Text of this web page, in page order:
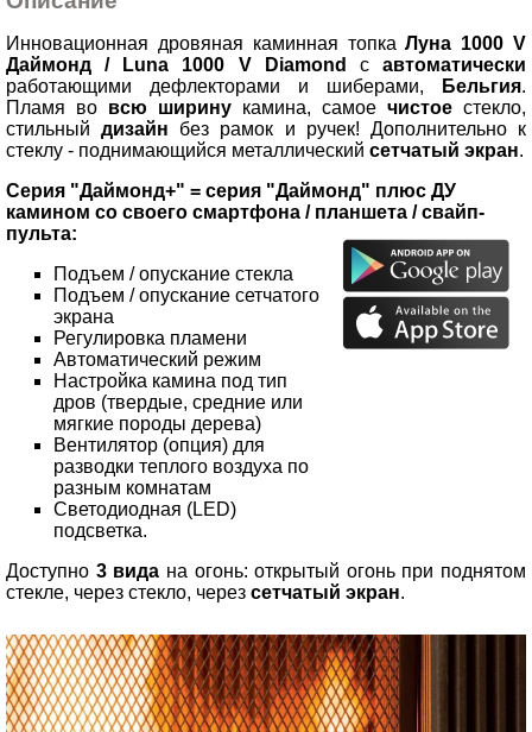
Инновационная дровяная каминная топкаЛуна 1000 V
Даймонд / Luna 1000 V Diamond
савтоматически
работающими дефлекторами и шиберами,
Бельгия.
Пламя во всю ширину камина, самое чистое стекло,
стильныйдизайн без рамок и ручек! Дополнительно к
стеклу - поднимающийся металлический сетчатый экран.
Серия "Даймонд+" = серия "Даймонд" плюс ДУ
камином со своего смартфона / планшета / свайп-
пульта:
Подъем / опускание стекла
Подъем / опускание сетчатого
экрана
Регулировка пламени
Автоматический режим
Настройка камина под тип
дров (твердые, средние или
мягкие породы дерева)
Вентилятор (опция) для
разводки теплого воздуха по
разным комнатам
Светодиодная (LED)
подсветка.
Доступно 3 вида на огонь: открытый огонь при поднятом
стекле, через стекло, через сетчатый экран.